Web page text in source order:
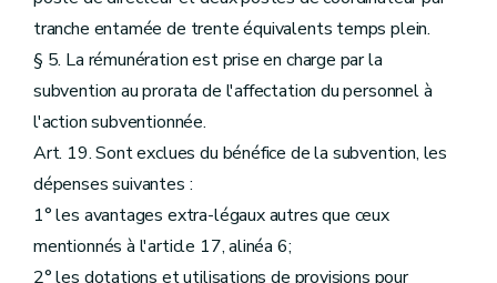
tranche entamée de trente équivalents temps plein.
§ 5. La rémunération est prise en charge par la
subvention au prorata de l'affectation du personnel à
l'action subventionnée.
Art. 19. Sont exclues du bénéfice de la subvention, les
dépenses suivantes :
1° les avantages extra-légaux autres que ceux
mentionnés à l'article 17, alinéa 6;
2° les dotations et utilisations de provisions pour